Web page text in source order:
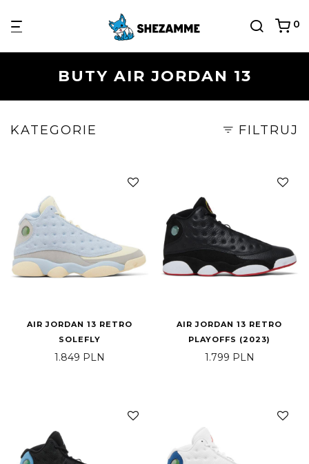
0
BUTY AIR JORDAN 13
KATEGORIE FILTRUJ
AIR JORDAN 13 RETRO
SOLEFLY
1.849 PLN
AIR JORDAN 13 RETRO
PLAYOFFS (2023)
1.799 PLN